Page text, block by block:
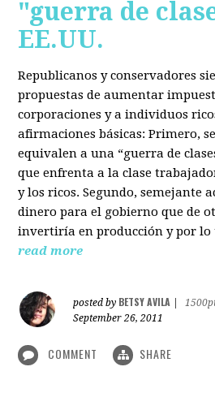
"guerra de
EE.UU.
Republicanos y conservadores
propuestas de aumentar
corporaciones y a individuos
afirmaciones básicas: Primero,
equivalen a una “guerra de
que enfrenta a la clase
y los ricos. Segundo, semejante
dinero para el gobierno que de
invertiría en producción y por lo
read more
posted by BETSY AVILA
September 26, 2011
COMMENT SHARE